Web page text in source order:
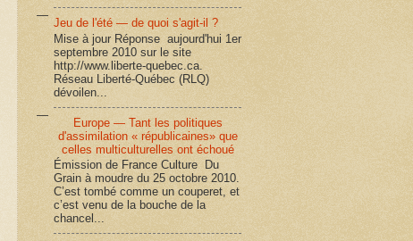
Jeu de l'été — de quoi s'agit-il ?
Mise à jour Réponse aujourd'hui 1er
septembre 2010 sur le site
http://www.liberte-quebec.ca.
Réseau Liberté-Québec (RLQ)
dévoilen...
Europe — Tant les politiques
d'assimilation « républicaines» que
celles multiculturelles ont échoué
Émission de France Culture Du
Grain à moudre du 25 octobre 2010.
C’est tombé comme un couperet, et
c’est venu de la bouche de la
chancel...